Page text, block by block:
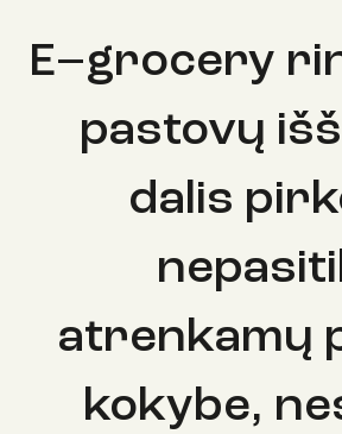
E–grocery
pastovų
dalis
atrenkamų
kokybe,